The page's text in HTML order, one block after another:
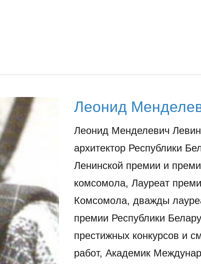
Леонид
Леонид Менделевич
архитектор Республики
Ленинской премии и
комсомола, Лауреат
Комсомола, дважды
премии Республики
престижных конкурсов и
работ, Академик